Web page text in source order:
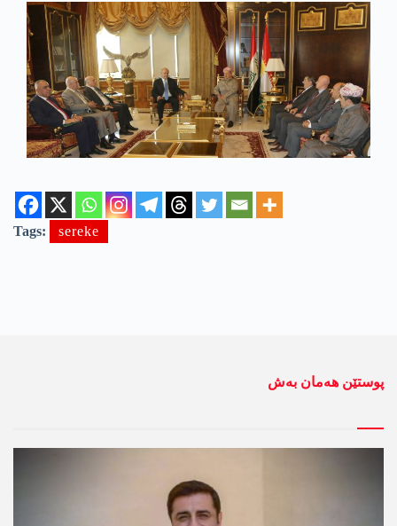
Tags: sereke
پوستێن ھەمان بەش